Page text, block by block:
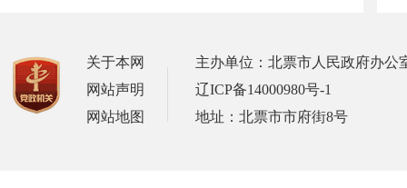
关于本网
网站声明
网站地图
主办单位：北票市人民政府办公
辽ICP备14000980号-1
地址：北票市市府街8号